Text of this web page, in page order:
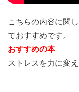
こちらの内容に関
ておすすめです。
おすすめの本
ストレスを力に変